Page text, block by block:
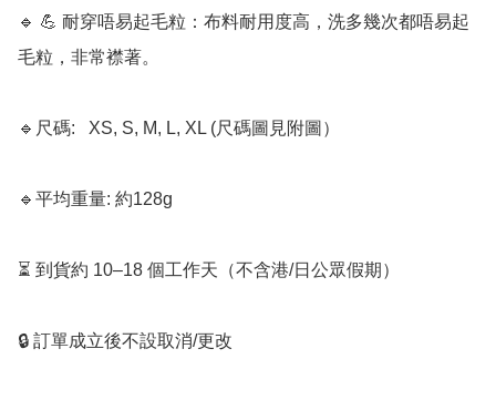
🔹 💪 耐穿唔易起毛粒：布料耐用度高，洗多幾次都唔易起
毛粒，非常襟著。
🔹尺碼:   XS, S, M, L, XL (尺碼圖見附圖）
🔹平均重量: 約128g
⏳ 到貨約 10–18 個工作天（不含港/日公眾假期）
🔒 訂單成立後不設取消/更改